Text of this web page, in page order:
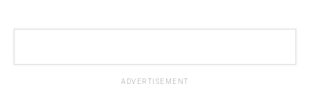
ADVERTISEMENT